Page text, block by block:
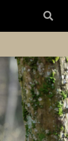
Caixa
de